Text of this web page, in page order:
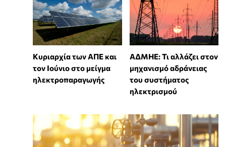
Κυριαρχία των ΑΠΕ και
τον Ιούνιο στο μείγμα
ηλεκτροπαραγωγής
ΑΔΜΗΕ: Τι αλλάζει στον
μηχανισμό αδράνειας
του συστήματος
ηλεκτρισμού